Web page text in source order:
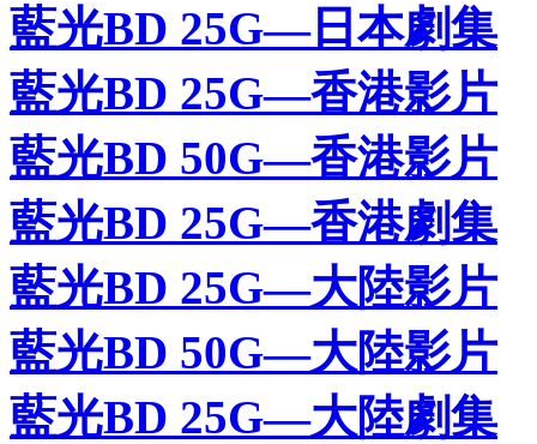
藍光BD 25G—日本劇集
藍光BD 25G—香港影片
藍光BD 50G—香港影片
藍光BD 25G—香港劇集
藍光BD 25G—大陸影片
藍光BD 50G—大陸影片
藍光BD 25G—大陸劇集